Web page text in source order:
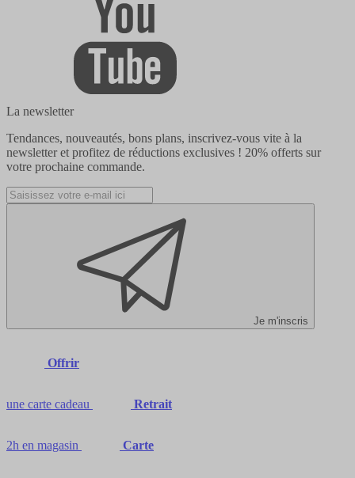
La newsletter
Tendances, nouveautés, bons plans, inscrivez-vous vite à la
newsletter et profitez de réductions exclusives ! 20% offerts sur
votre prochaine commande.
Je m'inscris
Offrir
une carte cadeau Retrait
2h en magasin Carte